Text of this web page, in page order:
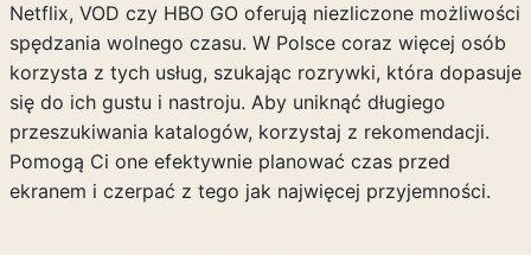
Netflix, VOD czy HBO GO oferują niezliczone możliwości
spędzania wolnego czasu. W Polsce coraz więcej osób
korzysta z tych usług, szukając rozrywki, która dopasuje
się do ich gustu i nastroju. Aby uniknąć długiego
przeszukiwania katalogów, korzystaj z rekomendacji.
Pomogą Ci one efektywnie planować czas przed
ekranem i czerpać z tego jak najwięcej przyjemności.